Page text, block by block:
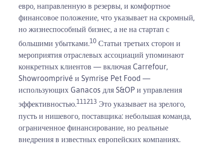
евро, направленную в резервы, и комфортное
финансовое положение, что указывает на скромный,
но жизнеспособный бизнес, а не на стартап с
большими убытками.10 Статьи третьих сторон и
мероприятия отраслевых ассоциаций упоминают
конкретных клиентов — включая Carrefour,
Showroomprivé и Symrise Pet Food —
использующих Ganacos для S&OP и управления
эффективностью.111213 Это указывает на зрелого,
пусть и нишевого, поставщика: небольшая команда,
ограниченное финансирование, но реальные
внедрения в известных европейских компаниях.